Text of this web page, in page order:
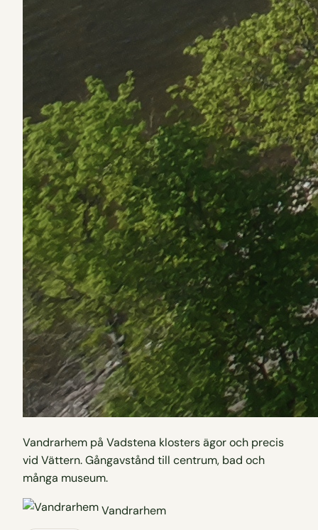
Vandrarhem på Vadstena klosters ägor och precis
vid Vättern. Gångavstånd till centrum, bad och
många museum.
Vandrarhem